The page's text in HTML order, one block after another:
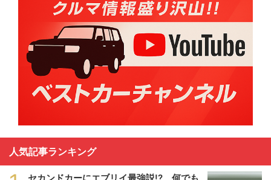
人気記事ランキング